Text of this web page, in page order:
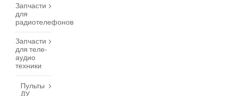
Запчасти
для
радиотелефонов
Запчасти
для теле-
аудио
техники
Пульты